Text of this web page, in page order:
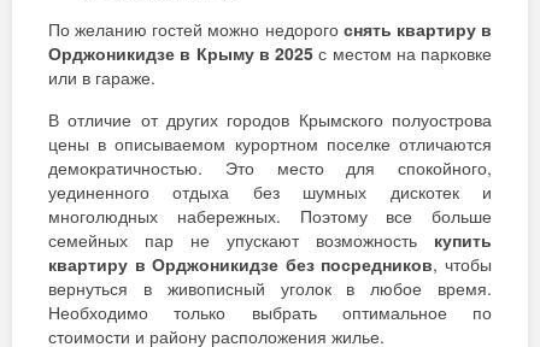
По желанию гостей можно недорого снять квартиру в
Орджоникидзе в Крыму в 2025 с местом на парковке
или в гараже.
В отличие от других городов Крымского полуострова
цены в описываемом курортном поселке отличаются
демократичностью. Это место для спокойного,
уединенного отдыха без шумных дискотек и
многолюдных набережных. Поэтому все больше
семейных пар не упускают возможность купить
квартиру в Орджоникидзе без посредников, чтобы
вернуться в живописный уголок в любое время.
Необходимо только выбрать оптимальное по
стоимости и району расположения жилье.